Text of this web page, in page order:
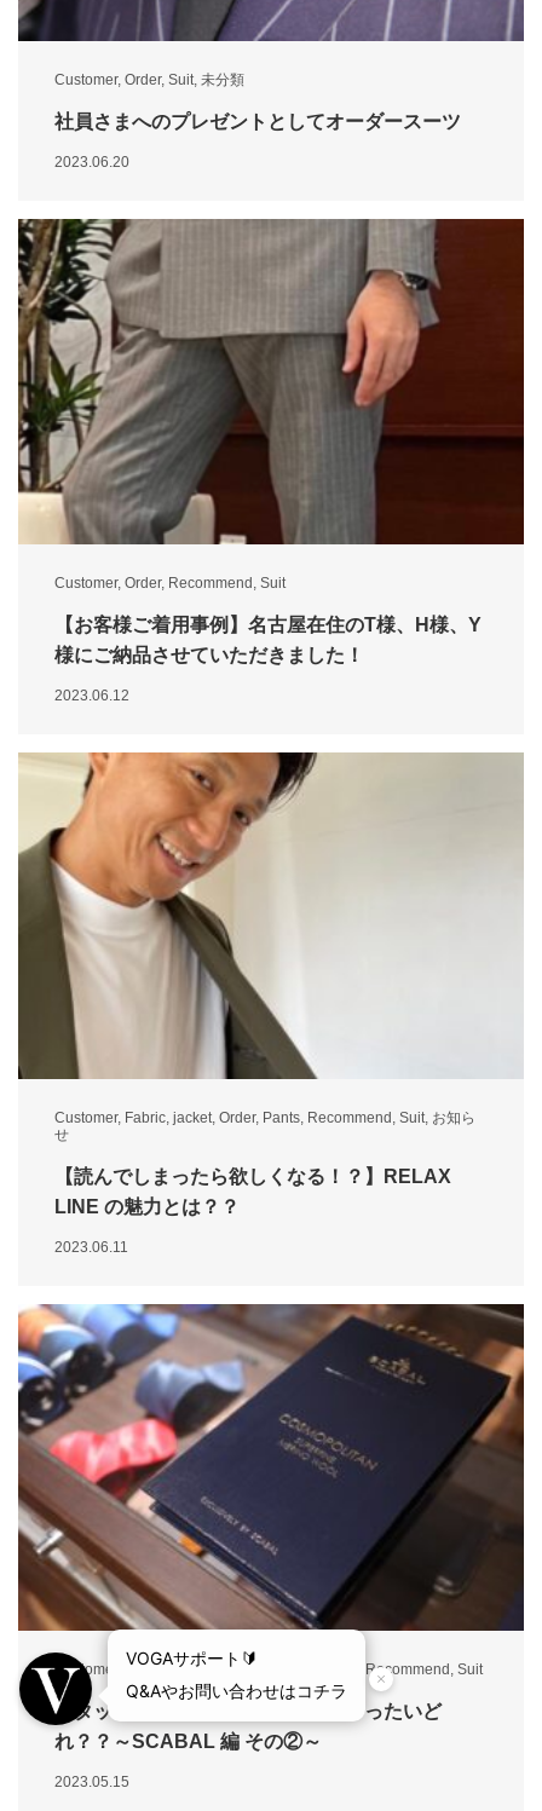
Customer, Order, Suit, 未分類
社員さまへのプレゼントとしてオーダースーツ
2023.06.20
Customer, Order, Recommend , Suit
【お客様ご着用事例】名古屋在住のT様、H様、Y
様にご納品させていただきました！
2023.06.12
Customer, Fabric, jacket, Order, Pants, Recommend , Suit, お知ら
せ
【読んでしまったら欲しくなる！？】RELAX
LINE の魅力とは？？
2023.06.11
Customer Fabric , Feature ,jacket Recommend, Suit
スタッフ厳選、オススメの生地はいったいど
れ？？～SCABAL 編 その②～
2023.05.15